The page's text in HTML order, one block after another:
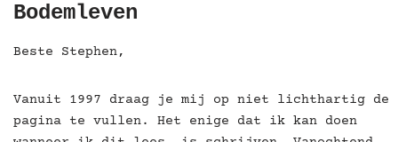
Bodemleven
Beste Stephen,
Vanuit 1997 draag je mij op niet lichthartig de
pagina te vullen. Het enige dat ik kan doen